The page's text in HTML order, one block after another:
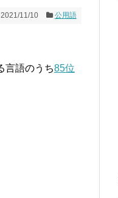
2021/11/10 公用語
言語のうち85位